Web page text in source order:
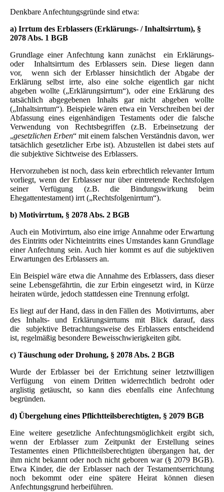
Denkbare Anfechtungsgründe sind etwa:
a) Irrtum des Erblassers (Erklärungs- / Inhaltsirrtum), §
2078 Abs. 1 BGB
Grundlage einer Anfechtung kann zunächst ein Erklärungs-
oder Inhaltsirrtum des Erblassers sein. Diese liegen dann
vor, wenn sich der Erblasser hinsichtlich der Abgabe der
Erklärung selbst irrte, also eine solche eigentlich gar nicht
abgeben wollte („Erklärungsirrtum“), oder eine Erklärung des
tatsächlich abgegebenen Inhalts gar nicht abgeben wollte
(„Inhaltsirrtum“). Beispiele wären etwa ein Verschreiben bei der
Abfassung eines eigenhändigen Testaments oder die falsche
Verwendung von Rechtsbegriffen (z.B. Erbeinsetzung der
„gesetzlichen Erben“ mit einem falschen Verständnis davon, wer
tatsächlich gesetzlicher Erbe ist). Abzustellen ist dabei stets auf
die subjektive Sichtweise des Erblassers.
Hervorzuheben ist noch, dass kein erbrechtlich relevanter Irrtum
vorliegt, wenn der Erblasser nur über eintretende Rechtsfolgen
seiner Verfügung (z.B. die Bindungswirkung beim
Ehegattentestament) irrt („Rechtsfolgenirrtum“).
b) Motivirrtum, § 2078 Abs. 2 BGB
Auch ein Motivirrtum, also eine irrige Annahme oder Erwartung
des Eintritts oder Nichteintritts eines Umstandes kann Grundlage
einer Anfechtung sein. Auch hier kommt es auf die subjektiven
Erwartungen des Erblassers an.
Ein Beispiel wäre etwa die Annahme des Erblassers, dass dieser
seine Lebensgefährtin, die zur Erbin eingesetzt wird, in Kürze
heiraten würde, jedoch stattdessen eine Trennung erfolgt.
Es liegt auf der Hand, dass in den Fällen des Motivirrtums, aber
des Inhalts- und Erklärungsirrtums mit Blick darauf, dass
die subjektive Betrachtungsweise des Erblassers entscheidend
ist, regelmäßig besondere Beweisschwierigkeiten gibt.
c) Täuschung oder Drohung, § 2078 Abs. 2 BGB
Wurde der Erblasser bei der Errichtung seiner letztwilligen
Verfügung von einem Dritten widerrechtlich bedroht oder
arglistig getäuscht, so kann dies ebenfalls eine Anfechtung
begründen.
d) Übergehung eines Pflichtteilsberechtigten, § 2079 BGB
Eine weitere gesetzliche Anfechtungsmöglichkeit ergibt sich,
wenn der Erblasser zum Zeitpunkt der Erstellung seines
Testamentes einen Pflichtteilsberechtigten übergangen hat, der
ihm nicht bekannt oder noch nicht geboren war (§ 2079 BGB).
Etwa Kinder, die der Erblasser nach der Testamentserrichtung
noch bekommt oder eine spätere Heirat können diesen
Anfechtungsgrund herbeiführen.